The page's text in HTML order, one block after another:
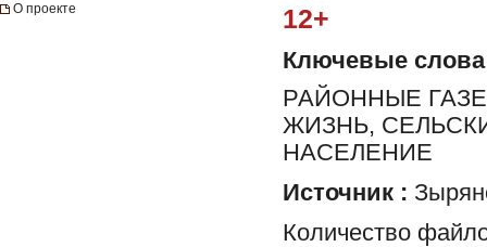
О проекте
12+
Ключевые слова
РАЙОННЫЕ
ЖИЗНЬ,
НАСЕЛЕНИЕ
Источник :
Количество